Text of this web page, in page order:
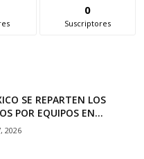
0
Suscriptores
SE REPARTEN LOS
POR EQUIPOS EN...
2026